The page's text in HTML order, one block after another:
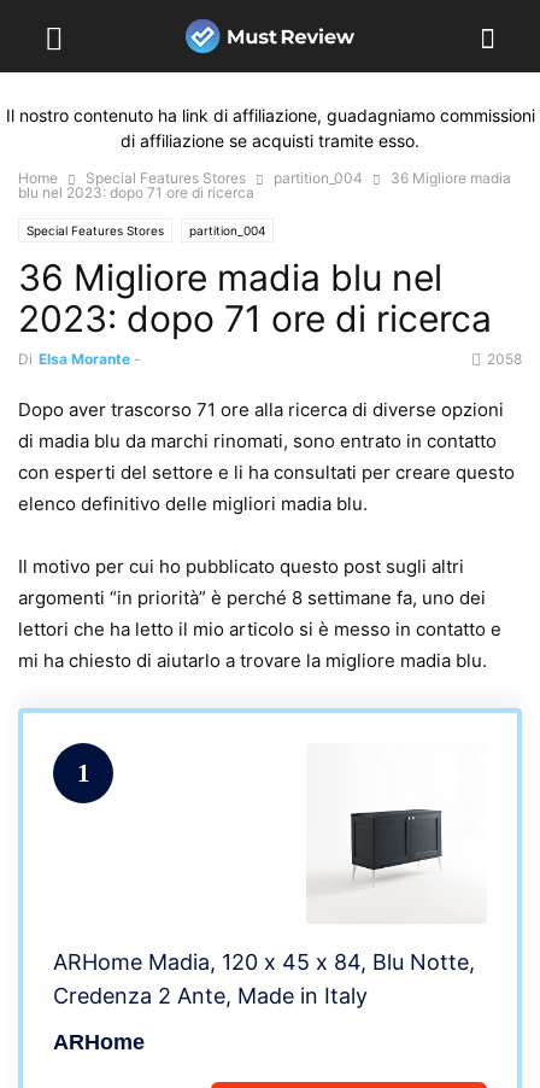
Il nostro contenuto ha link di affiliazione, guadagniamo commissioni
di affiliazione se acquisti tramite esso.
Home Special Features Stores partition_004
36 Migliore madia
blu nel 2023: dopo 71 ore di ricerca
Special Features Stores partition_004
36 Migliore madia blu nel
2023: dopo 71 ore di ricerca
Di Elsa Morante - 2058
Dopo aver trascorso 71 ore alla ricerca di diverse opzioni
di madia blu da marchi rinomati, sono entrato in contatto
con esperti del settore e li ha consultati per creare questo
elenco definitivo delle migliori madia blu.
Il motivo per cui ho pubblicato questo post sugli altri
argomenti “in priorità” è perché 8 settimane fa, uno dei
lettori che ha letto il mio articolo si è messo in contatto e
mi ha chiesto di aiutarlo a trovare la migliore madia blu.
1
ARHome Madia, 120 x 45 x 84, Blu Notte,
Credenza 2 Ante, Made in Italy
ARHome